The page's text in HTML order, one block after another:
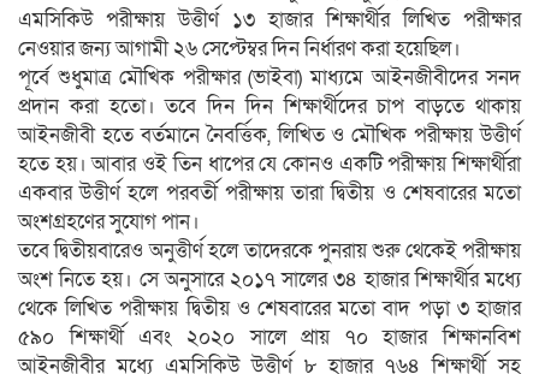
এমসিকিউ পরীক্ষায় উত্তীর্ণ ১৩ হাজার শিক্ষার্থীর লিখিত পরীক্ষার
নেওয়ার জন্য আগামী ২৬ সেপ্টেম্বর দিন নির্ধারণ করা হয়েছিল।
পূর্বে শুধুমাত্র মৌখিক পরীক্ষার (ভাইবা) মাধ্যমে আইনজীবীদের সনদ
প্রদান করা হতো। তবে দিন দিন শিক্ষার্থীদের চাপ বাড়তে থাকায়
আইনজীবী হতে বর্তমানে নৈবর্ত্তিক, লিখিত ও মৌখিক পরীক্ষায় উত্তীর্ণ
হতে হয়। আবার ওই তিন ধাপের যে কোনও একটি পরীক্ষায় শিক্ষার্থীরা
একবার উত্তীর্ণ হলে পরবর্তী পরীক্ষায় তারা দ্বিতীয় ও শেষবারের মতো
অংশগ্রহণের সুযোগ পান।
তবে দ্বিতীয়বারেও অনুত্তীর্ণ হলে তাদেরকে পুনরায় শুরু থেকেই পরীক্ষায়
অংশ নিতে হয়। সে অনুসারে ২০১৭ সালের ৩৪ হাজার শিক্ষার্থীর মধ্যে
থেকে লিখিত পরীক্ষায় দ্বিতীয় ও শেষবারের মতো বাদ পড়া ৩ হাজার
৫৯০ শিক্ষার্থী এবং ২০২০ সালে প্রায় ৭০ হাজার শিক্ষানবিশ
আইনজীবীর মধ্যে এমসিকিউ উত্তীর্ণ ৮ হাজার ৭৬৪ শিক্ষার্থী সহ